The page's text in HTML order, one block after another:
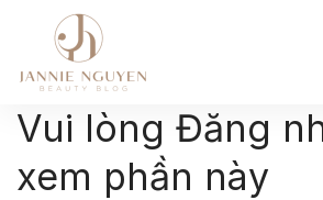
Vui lòng Đăng
xem phần này